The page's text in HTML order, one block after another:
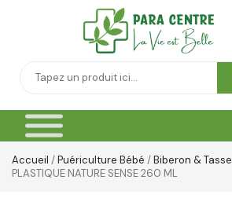
Accueil /Puériculture Bébé /Biberon & Tasse
PLASTIQUE NATURE SENSE 260 ML
Thé & Tisanes
Toilette & Soin Bébé
Vêtement Amincissant